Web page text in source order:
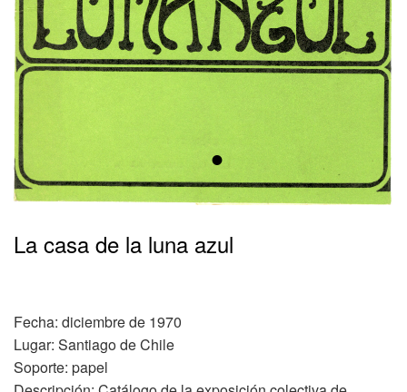
•
La casa de la luna azul
Fecha: diciembre de 1970
Lugar: Santiago de Chile
Soporte: papel